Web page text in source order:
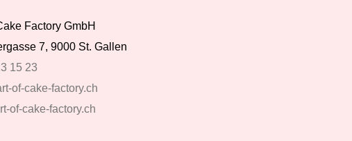
Factory GmbH
7, 9000 St. Gallen
15 23
of-cake-factory.ch
of-cake-factory.ch